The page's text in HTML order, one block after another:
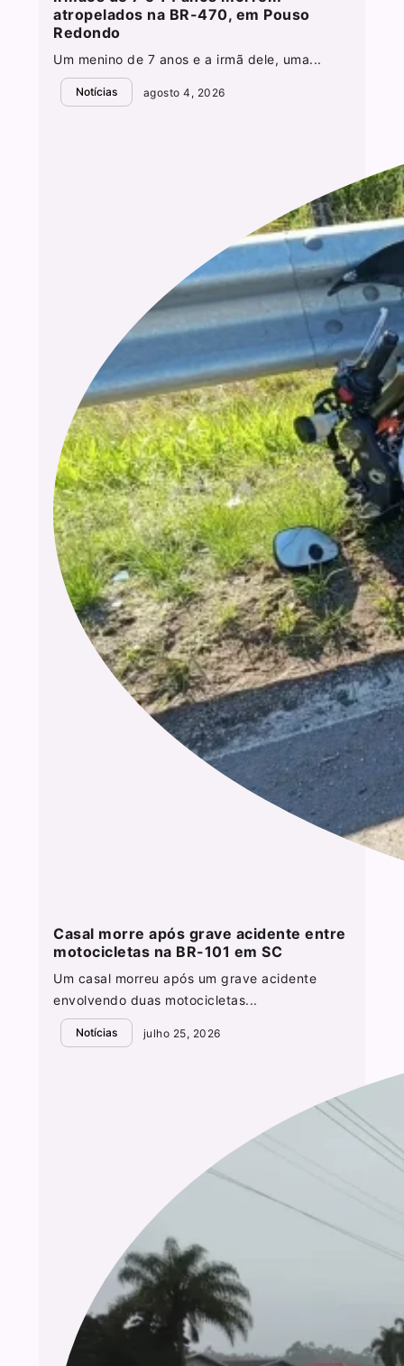
atropelados na BR-470, em Pouso
Redondo
Um menino de 7 anos e a irmã dele, uma...
Notícias agosto 4, 2026
Casal morre após grave acidente entre
motocicletas na BR-101 em SC
Um casal morreu após um grave acidente
envolvendo duas motocicletas...
Notícias julho 25, 2026